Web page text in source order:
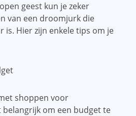
geest kun je zeker
van een droomjurk die
is. Hier zijn enkele tips om je
shoppen voor
om een ​​budget te